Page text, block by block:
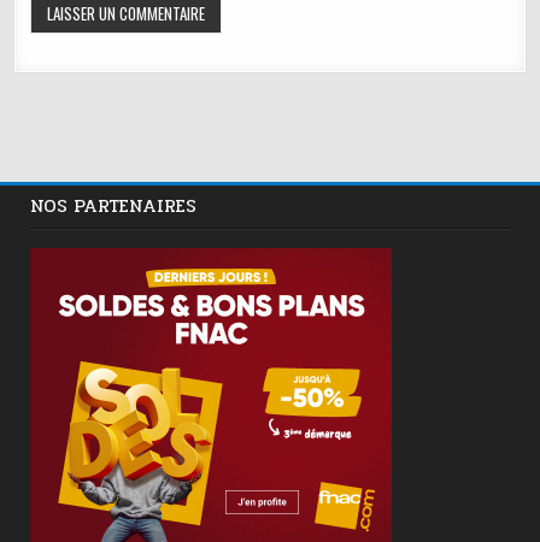
NOS PARTENAIRES